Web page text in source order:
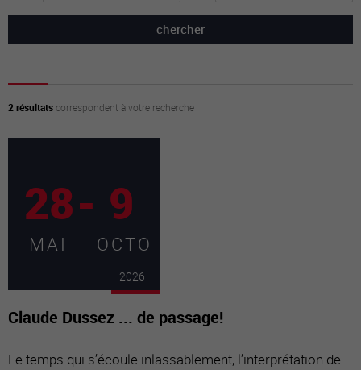
2 résultatscorrespondent à votre recherche
28- 9
MAI OCTO
2026
Claude Dussez ... de passage!
Le temps qui s’écoule inlassablement, l’interprétation de